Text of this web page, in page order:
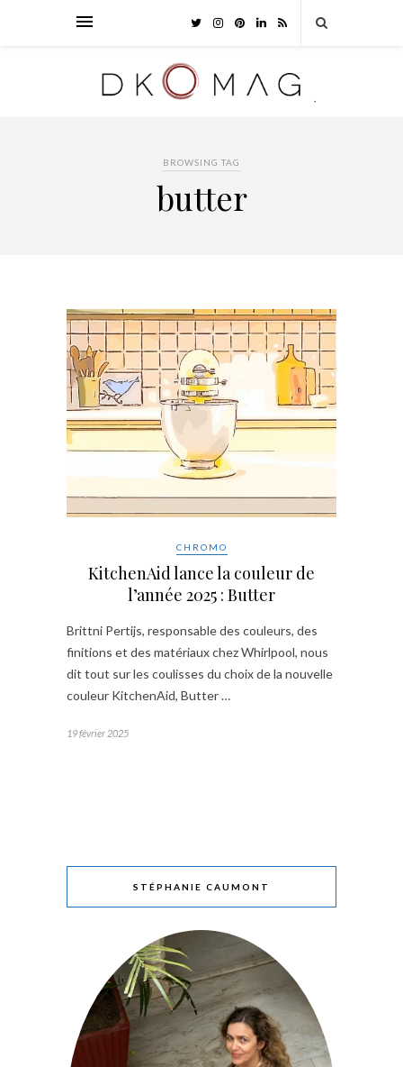
BROWSING TAG
butter
CHROMO
KitchenAid lance la couleur de
l’année 2025 : Butter
Brittni Pertijs, responsable des couleurs, des
finitions et des matériaux chez Whirlpool, nous
dit tout sur les coulisses du choix de la nouvelle
couleur KitchenAid, Butter …
19 février 2025
STÉPHANIE CAUMONT